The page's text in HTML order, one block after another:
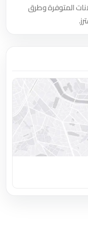
المتوفرة وطرق